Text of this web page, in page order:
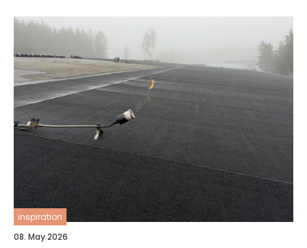
inspiration
08. May 2026